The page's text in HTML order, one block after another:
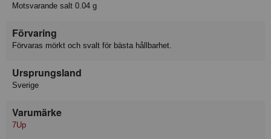
Motsvarande salt 0.04 g
Förvaring
Förvaras mörkt och svalt för bästa hållbarhet.
Ursprungsland
Sverige
Varumärke
7Up